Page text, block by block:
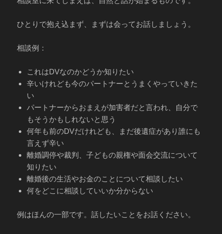
ひとりで抱え込まず、まずは会ってお話しましょう。
相談例：
これはDVなのかどうか知りたい
辛いけれども今のパートナーとうまくやっていきた
い
パートナーからおまえが加害者だと言われ、自分で
もそうかもしれないと思う
何年も前のDVだけれども、まだ後遺症があり誰にも
言えず辛い
離婚調停や裁判、子どもの親権や面会交流について
知りたい
離婚後の生活やお金のことについて相談したい
何をどこに相談していいか分からない
例はほんの一部です。話したいことをお話ください。